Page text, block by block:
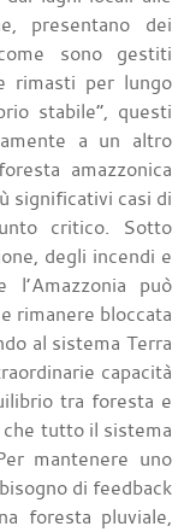
presentano dei
sono gestiti
rimasti per lungo
stabile”, questi
a un altro
amazzonica
significativi casi di
critico. Sotto
degli incendi e
l’Amazzonia può
rimanere bloccata
al sistema Terra
capacità
tra foresta e
tutto il sistema
mantenere uno
di feedback
foresta pluviale,